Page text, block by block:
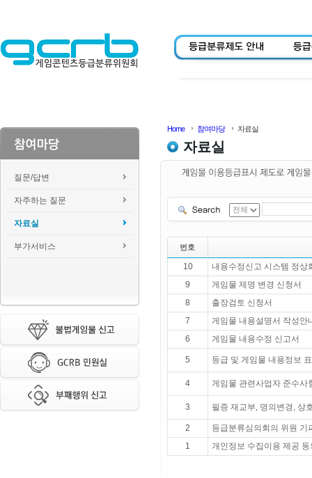
질문/답변
자주하는 질문
자료실
부가서비스
Home 참여마당 자료실
자료실
번호
10
내용수정신고 시스템 정상
9
게임물 제명 변경 신청서
8
출장검토 신청서
7
게임물 내용설명서 작성안
6
게임물 내용수정 신고서
5 등급 및 게임물 내용정보
4 게임물 관련사업자 준수사
3 필증 재교부, 명의변경, 상
2
등급분류심의회의 위원 기
1
개인정보 수집이용 제공 동